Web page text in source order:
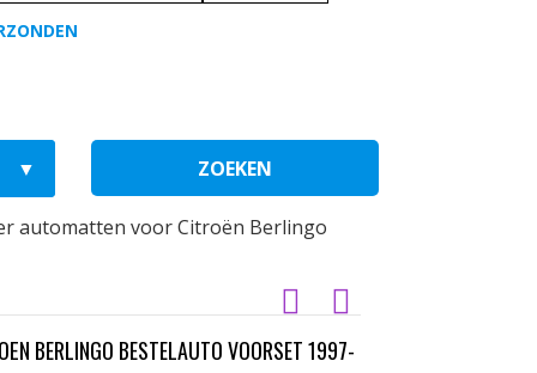
ZOEKEN
automatten voor Citroën Berlingo
BERLINGO BESTELAUTO VOORSET 1997-